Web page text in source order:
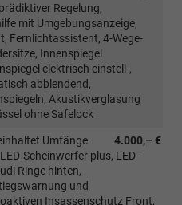
Regelung,
mit Umgebungsanzeige,
Fernlichtassistent, 4-Wege-
Innenspiegel
elektrisch einstell-,
abblendend,
Akustikverglasung
ohne Safelock
4.000,– €
Umfänge
Scheinwerfer plus, LED-
Ringe hinten,
und
Insassenschutz Front,